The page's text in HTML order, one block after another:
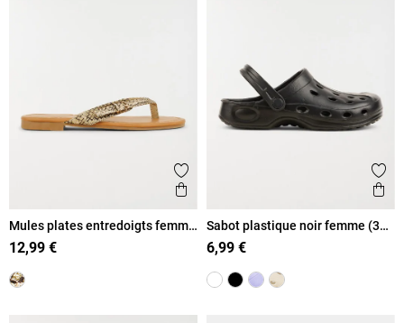
Ajouter aux favoris
Aperçu rapide
Mules plates entredoigts femme
(37-42)
12,99 €
Sabot plastique noir femme (36-
41)
6,99 €